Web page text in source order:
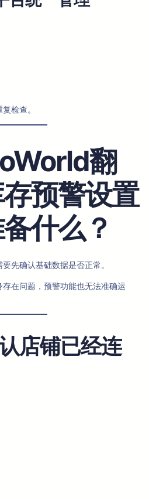
检查。
翻
预警设置
什么？
先确认基础数据是否正常。
在问题，预警功能也无法准确运
店铺已经连